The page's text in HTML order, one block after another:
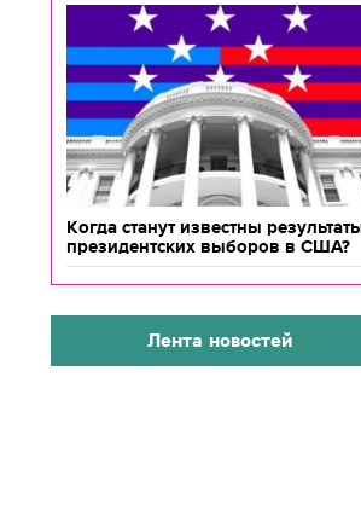
Когда станут известны
президентских выборов в США?
Лента новостей